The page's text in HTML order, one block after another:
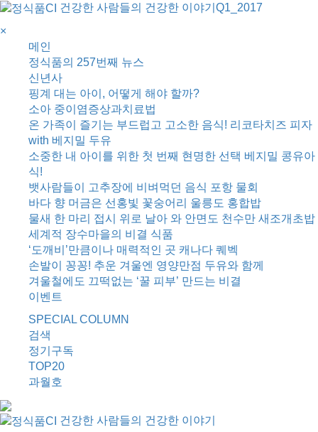
건강한 사람들의 건강한 이야기 Q1_2017
×
메인
정식품의 257번째 뉴스
신년사
핑계 대는 아이, 어떻게 해야 할까?
소아 중이염증상과치료법
온 가족이 즐기는 부드럽고 고소한 음식! 리코타치즈 피자
with 베지밀 두유
소중한 내 아이를 위한 첫 번째 현명한 선택 베지밀 콩유아
식!
뱃사람들이 고추장에 비벼먹던 음식 포항 물회
바다 향 머금은 선홍빛 꽃숭어리 울릉도 홍합밥
물새 한 마리 접시 위로 날아 와 안면도 천수만 새조개초밥
세계적 장수마을의 비결 식품
‘도깨비’만큼이나 매력적인 곳 캐나다 퀘벡
손발이 꽁꽁! 추운 겨울엔 영양만점 두유와 함께
겨울철에도 끄떡없는 ‘꿀 피부’ 만드는 비결
이벤트
SPECIAL COLUMN
검색
정기구독
TOP20
과월호
건강한 사람들의 건강한 이야기